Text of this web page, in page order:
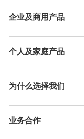
企业及商用产品
个人及家庭产品
为什么选择我们
业务合作